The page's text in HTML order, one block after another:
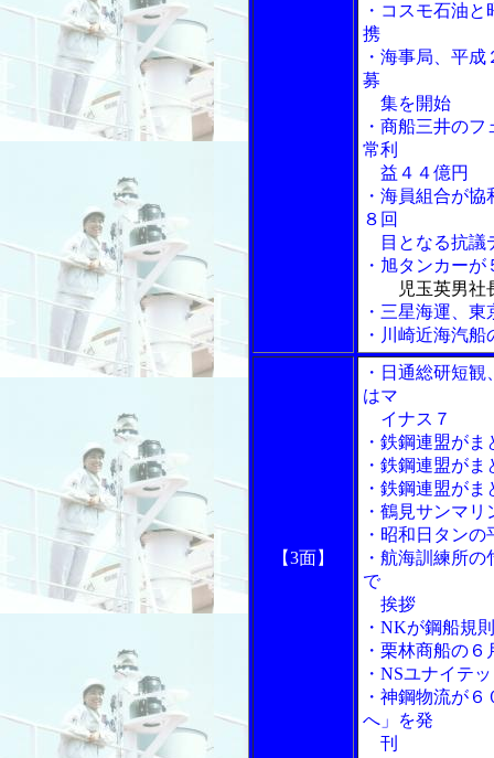
・コスモ石油
携
・海事局、平
募
集を開始
・商船三井の
常利
益４４億円
・海員組合が
８回
目となる抗議
・旭タンカー
児玉英男社
・三星海運、
・川崎近海汽
【3面】
・日通総研短
はマ
イナス７
・鉄鋼連盟が
・鉄鋼連盟が
・鉄鋼連盟が
・鶴見サンマ
・昭和日タン
・航海訓練所
で
挨拶
・NKが鋼船規
・栗林商船の
・NSユナイテ
・神鋼物流が
へ」を発
刊